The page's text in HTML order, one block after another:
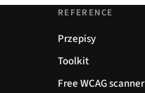
REFERENCE
Przepisy
Toolkit
Free WCAG scanner